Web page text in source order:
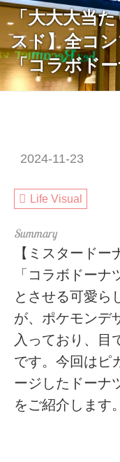
「大大大当
スド】全コ
「コラボド
2024-11-23
Life Visual
【ミスタード
「コラボドー
とさせる可愛ら
が、ポケモンデ
入っており、目
です。今回はピ
ージしたドーナ
をご紹介します。